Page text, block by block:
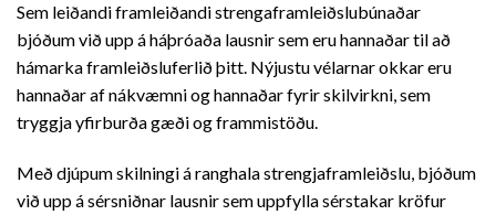
Sem leiðandi framleiðandi strengaframleiðslubúnaðar
bjóðum við upp á háþróaða lausnir sem eru hannaðar til að
hámarka framleiðsluferlið þitt. Nýjustu vélarnar okkar eru
hannaðar af nákvæmni og hannaðar fyrir skilvirkni, sem
tryggja yfirburða gæði og frammistöðu.
Með djúpum skilningi á ranghala strengjaframleiðslu, bjóðum
við upp á sérsniðnar lausnir sem uppfylla sérstakar kröfur